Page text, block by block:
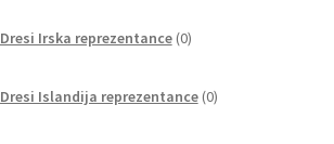
Dresi Irska reprezentance 0izdelkov
Dresi Islandija reprezentance 0izdelkov